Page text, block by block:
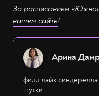
За расписанием
нашем сайте!
Арина
филл лайк
шутки